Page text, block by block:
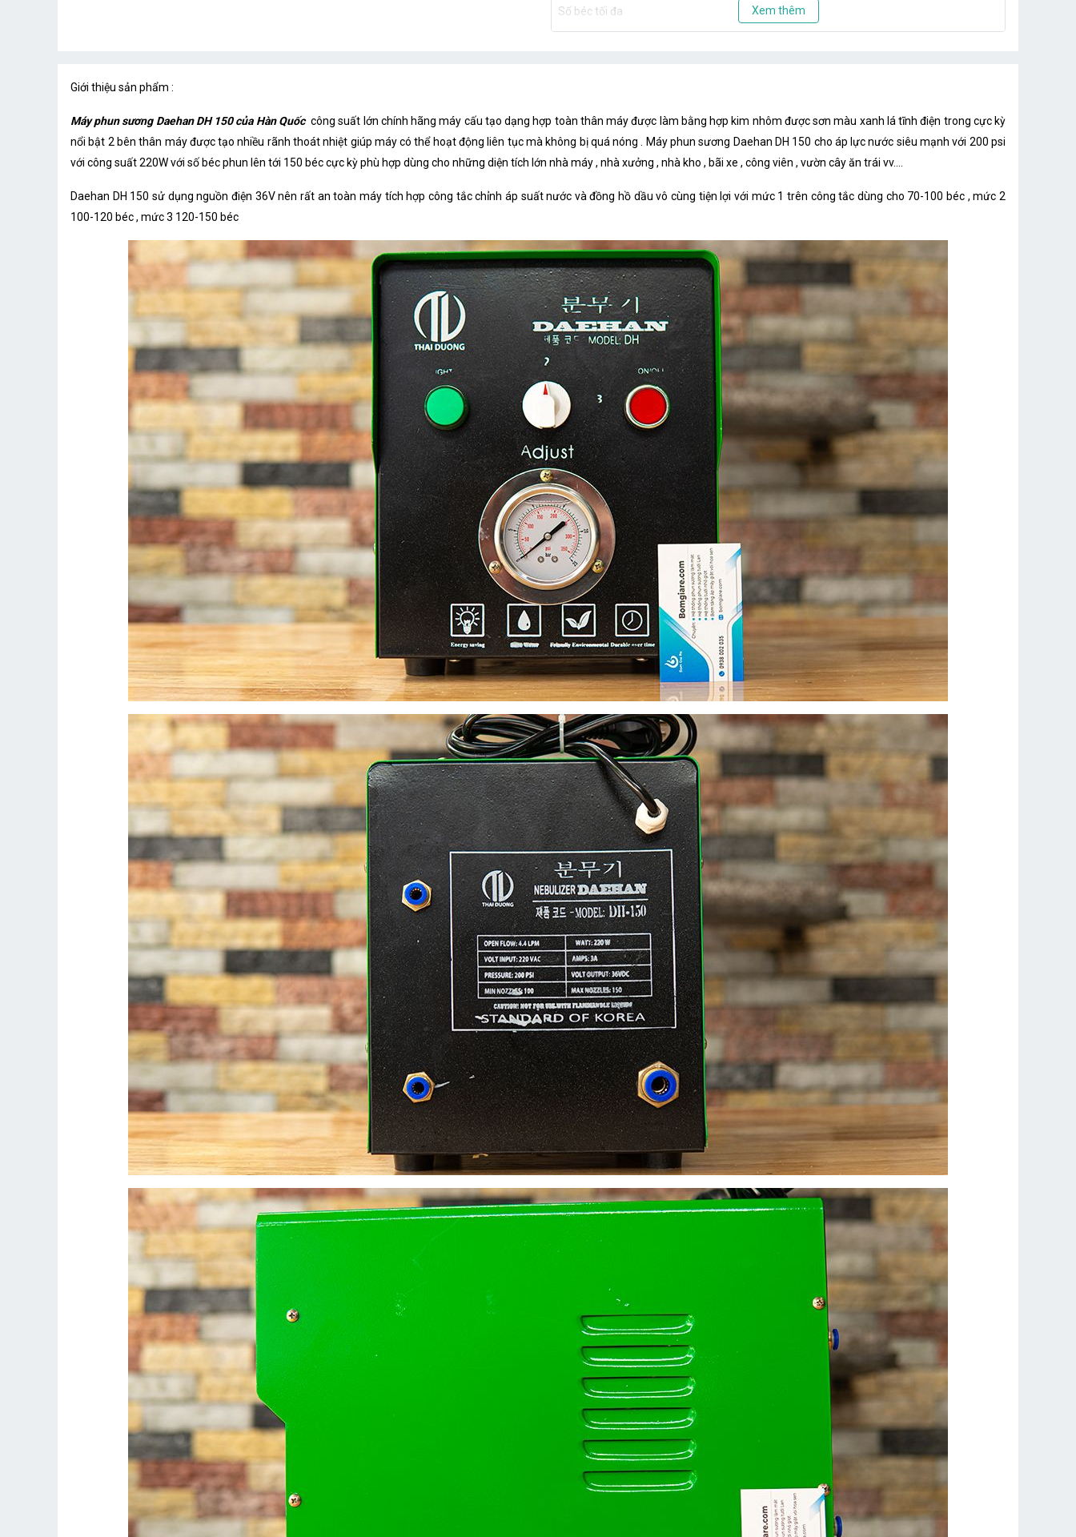
Số béc tối đa 150 béc
Xem thêm
Giới thiệu sản phẩm :
Máy phun sương Daehan DH 150 của Hàn Quốc công suất lớn chính hãng máy cấu tạo dạng hợp toàn thân máy được làm bằng hợp kim nhôm được sơn màu xanh lá tĩnh điện trong cực kỳ
nổi bật 2 bên thân máy được tạo nhiều rãnh thoát nhiệt giúp máy có thể hoạt động liên tục mà không bị quá nóng . Máy phun sương Daehan DH 150 cho áp lực nước siêu mạnh với 200 psi
với công suất 220W với số béc phun lên tới 150 béc cực kỳ phù hợp dùng cho những diện tích lớn nhà máy , nhà xưởng , nhà kho , bãi xe , công viên , vườn cây ăn trái vv....
Daehan DH 150 sử dụng nguồn điện 36V nên rất an toàn máy tích hợp công tắc chỉnh áp suất nước và đồng hồ dầu vô cùng tiện lợi với mức 1 trên công tắc dùng cho 70-100 béc , mức 2
100-120 béc , mức 3 120-150 béc